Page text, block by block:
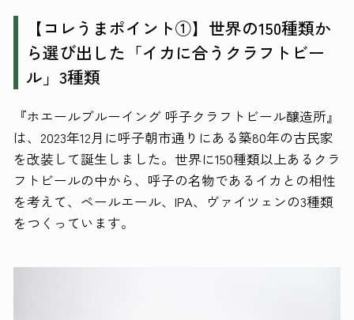
【コレうまポイント①】世界の150種類か
ら選び出した「イカに合うクラフトビー
ル」3種類
『ホエールブルーイング 呼子クラフトビール醸造所』
は、2023年12月に呼子朝市通りにある築80年の古民家
を改装して誕生しました。世界に150種類以上あるクラ
フトビールの中から、呼子の名物であるイカとの相性
を考えて、ペールエール、IPA、ヴァイツェンの3種類
をつくっています。